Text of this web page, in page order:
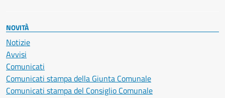
NOVITÀ
Notizie
Avvisi
Comunicati
Comunicati stampa della Giunta Comunale
Comunicati stampa del Consiglio Comunale